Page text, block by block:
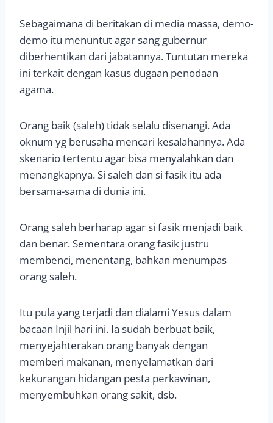
Sebagaimana di beritakan di media massa, demo-
demo itu menuntut agar sang gubernur
diberhentikan dari jabatannya. Tuntutan mereka
ini terkait dengan kasus dugaan penodaan
agama.
Orang baik (saleh) tidak selalu disenangi. Ada
oknum yg berusaha mencari kesalahannya. Ada
skenario tertentu agar bisa menyalahkan dan
menangkapnya. Si saleh dan si fasik itu ada
bersama-sama di dunia ini.
Orang saleh berharap agar si fasik menjadi baik
dan benar. Sementara orang fasik justru
membenci, menentang, bahkan menumpas
orang saleh.
Itu pula yang terjadi dan dialami Yesus dalam
bacaan Injil hari ini. Ia sudah berbuat baik,
menyejahterakan orang banyak dengan
memberi makanan, menyelamatkan dari
kekurangan hidangan pesta perkawinan,
menyembuhkan orang sakit, dsb.